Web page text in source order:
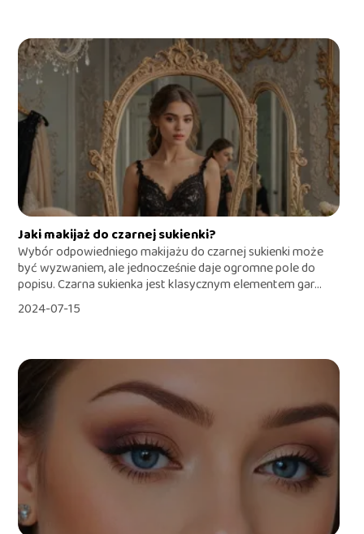
Jaki makijaż do czarnej sukienki?
Wybór odpowiedniego makijażu do czarnej sukienki może
być wyzwaniem, ale jednocześnie daje ogromne pole do
popisu. Czarna sukienka jest klasycznym elementem gar...
2024-07-15